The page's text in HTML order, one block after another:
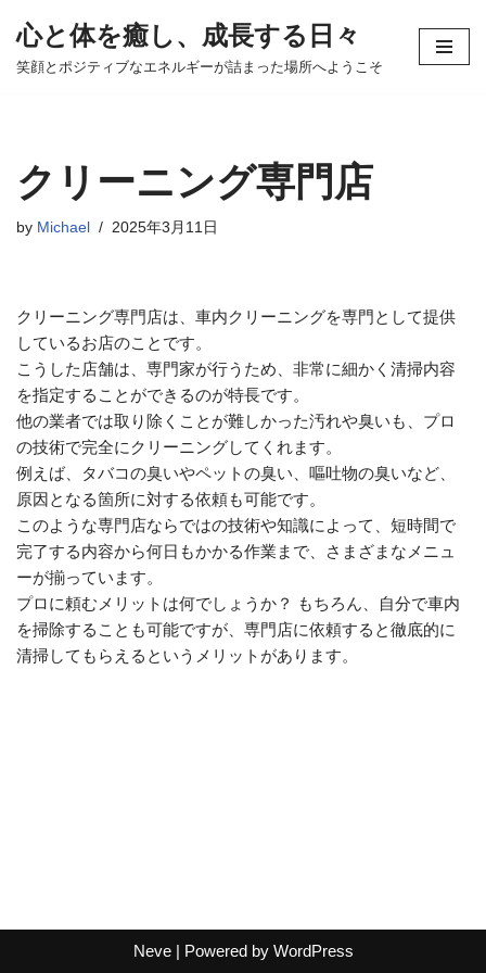
コ
へ
キ
心と体を癒し、成長する日々
笑顔とポジティブなエネルギーが詰まった場所へようこそ
クリーニング専門店
by Michael 2025年3月11日
クリーニング専門店は、車内クリーニングを専門として提供
しているお店のことです。
こうした店舗は、専門家が行うため、非常に細かく清掃内容
を指定することができるのが特長です。
他の業者では取り除くことが難しかった汚れや臭いも、プロ
の技術で完全にクリーニングしてくれます。
例えば、タバコの臭いやペットの臭い、嘔吐物の臭いなど、
原因となる箇所に対する依頼も可能です。
このような専門店ならではの技術や知識によって、短時間で
完了する内容から何日もかかる作業まで、さまざまなメニュ
ーが揃っています。
プロに頼むメリットは何でしょうか？ もちろん、自分で車内
を掃除することも可能ですが、専門店に依頼すると徹底的に
清掃してもらえるというメリットがあります。
Neve| Powered by WordPress